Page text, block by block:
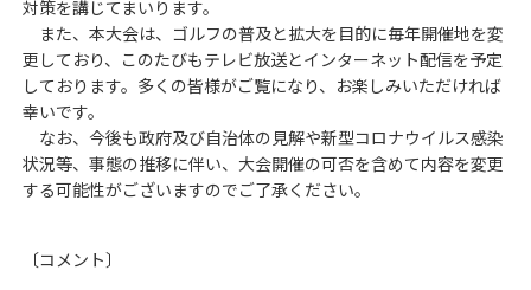
対策を講じてまいります。
また、本大会は、ゴルフの普及と拡大を目的に毎年開催地を変
更しており、このたびもテレビ放送とインターネット配信を予定
しております。多くの皆様がご覧になり、お楽しみいただければ
幸いです。
なお、今後も政府及び自治体の見解や新型コロナウイルス感染
状況等、事態の推移に伴い、大会開催の可否を含めて内容を変更
する可能性がございますのでご了承ください。
〔コメント〕